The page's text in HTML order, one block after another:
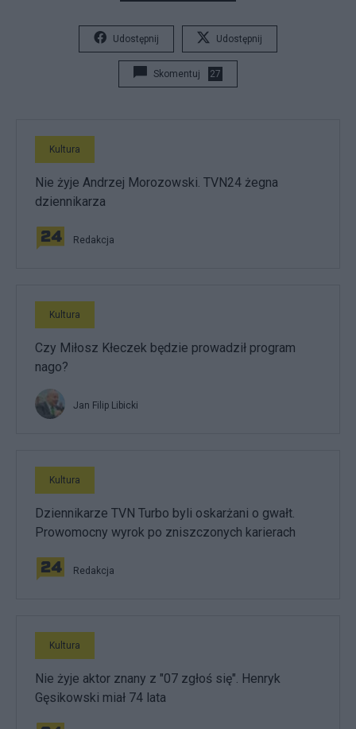
Udostępnij Udostępnij
Skomentuj 27
Kultura
Nie żyje Andrzej Morozowski. TVN24 żegna
dziennikarza
Redakcja
Kultura
Czy Miłosz Kłeczek będzie prowadził program
nago?
Jan Filip Libicki
Kultura
Dziennikarze TVN Turbo byli oskarżani o gwałt.
Prowomocny wyrok po zniszczonych karierach
Redakcja
Kultura
Nie żyje aktor znany z "07 zgłoś się". Henryk
Gęsikowski miał 74 lata